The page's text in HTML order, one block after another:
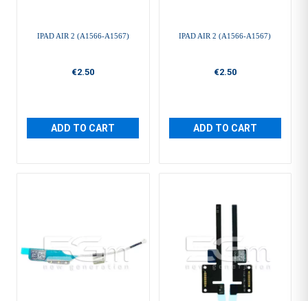
IPAD AIR 2 (A1566-A1567)
€2.50
ADD TO CART
IPAD AIR 2 (A1566-A1567)
€2.50
ADD TO CART